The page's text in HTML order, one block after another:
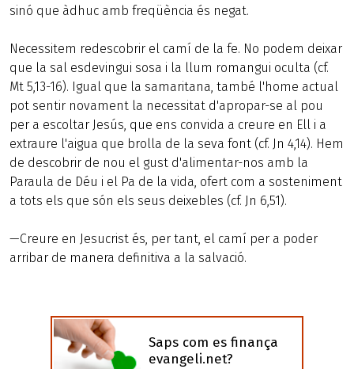
sinó que àdhuc amb freqüència és negat.
Necessitem redescobrir el camí de la fe. No podem deixar
que la sal esdevingui sosa i la llum romangui oculta (cf.
Mt 5,13-16). Igual que la samaritana, també l'home actual
pot sentir novament la necessitat d'apropar-se al pou
per a escoltar Jesús, que ens convida a creure en Ell i a
extraure l'aigua que brolla de la seva font (cf. Jn 4,14). Hem
de descobrir de nou el gust d'alimentar-nos amb la
Paraula de Déu i el Pa de la vida, ofert com a sosteniment
a tots els que són els seus deixebles (cf. Jn 6,51).
—Creure en Jesucrist és, per tant, el camí per a poder
arribar de manera definitiva a la salvació.
Saps com es finança
evangeli.net?